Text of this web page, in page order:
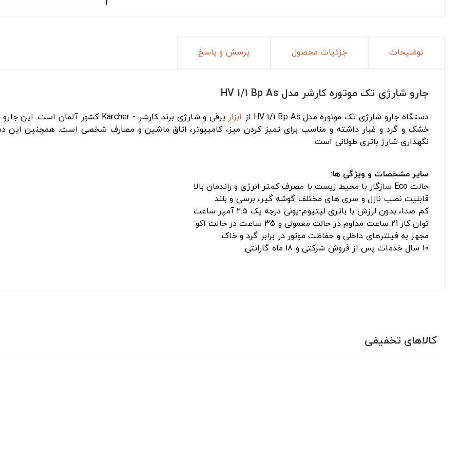
توضیحات جزئیات محصول پرسش و پاسخ
جارو شارژی تک موتوره کارشر مدل HV 1/1 Bp As
دستگاه جارو شارژی تک موتوره مدل HV 1/1 Bp As از ابزار
خشک و گرد و غبار داشته و مناسب برای تمیز کردن میز، کامپیوتر، اتاق ماشین و مصارف شخصی است. همچنین این
نگهداری شارژ باتری طولانی است.
سایر مشخصات و ویژگی ها:
حالت Eco سازگار با محیط زیست با مصرف کمتر انرژی و راندمان بالا
قابلیت نصب نازل و سری های مختلف گوشه گیر، برسی و بلند
کم صدا، بدون لرزش با باتری لیتیوم-یونی درجه یک 2.5 آمپر ساعت
توان کار 21 ساعت مداوم در حالت معمولی و 35 ساعت در حالت اکو
مجهز به فیلترهای داخلی و حفاظت موتور در برابر گرد و خاک
10 سال خدمات پس از فروش شرکتی و 18 ماه گارانتی
کالاهای تخفیفی